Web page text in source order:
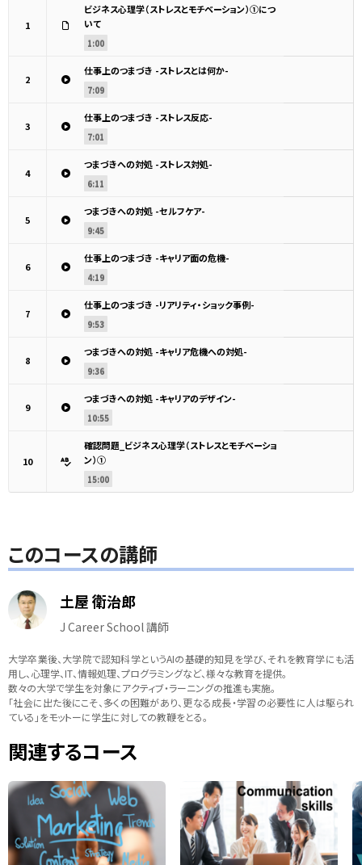
1
ビジネス心理学（ストレスとモチベーション）①につ
いて
1:00
2
仕事上のつまづき -ストレスとは何か-
7:09
3
仕事上のつまづき -ストレス反応-
7:01
4
つまづきへの対処 -ストレス対処-
6:11
5
つまづきへの対処 -セルフケア-
9:45
6
仕事上のつまづき -キャリア面の危機-
4:19
7
仕事上のつまづき -リアリティ・ショック事例-
9:53
8
つまづきへの対処 -キャリア危機への対処-
9:36
9
つまづきへの対処 -キャリアのデザイン-
10:55
10
確認問題_ビジネス心理学（ストレスとモチベーショ
ン）①
15:00
このコースの講師
土屋 衛治郎
J Career School 講師
大学卒業後、大学院で認知科学というAIの基礎的知見を学び、それを教育学にも活
用し、心理学、IT、情報処理、プログラミングなど、様々な教育を提供。
数々の大学で学生を対象にアクティブ・ラーニングの推進も実施。
「社会に出た後にこそ、多くの困難があり、更なる成長・学習の必要性に人は駆られ
ている」をモットーに学生に対しての教鞭をとる。
関連するコース